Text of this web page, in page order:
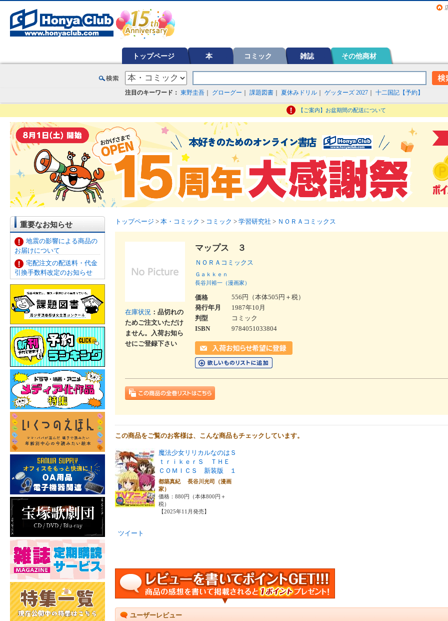
トップページ 本 コミック 雑誌 その他商材
注目のキーワード： 東野圭吾 グローグー 課題図書 夏休みドリル ゲッターズ 2027 十二国記【予約】
【ご案内】お盆期間の配送について
重要なお知らせ
地震の影響による商品の
お届けについて
宅配注文の配送料・代金
引換手数料改定のお知らせ
トップページ > 本・コミック > コミック > 学習研究社 > ＮＯＲＡコミックス
在庫状況 ：品切れの
ためご注文いただけ
ません。入荷お知ら
せにご登録下さい
マップス ３
ＮＯＲＡコミックス
Ｇａｋｋｅｎ
長谷川裕一（漫画家）
価格
556円（本体505円＋税）
発行年月
1987年10月
判型
コミック
ISBN
9784051033804
この商品をご覧のお客様は、こんな商品もチェックしています。
魔法少女リリカルなのはＳ
ｔｒｉｋｅｒＳ ＴＨＥ
ＣＯＭＩＣＳ 新装版 １
都築真紀 長谷川光司（漫画
家）
価格：880円（本体800円＋
税）
【2025年11月発売】
ツイート
ユーザーレビュー